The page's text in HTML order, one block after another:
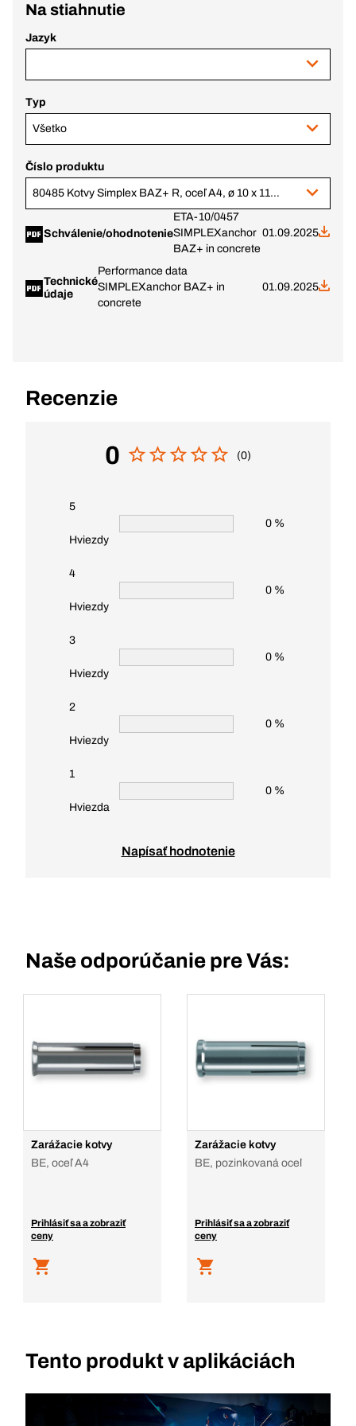
Na stiahnutie
Jazyk
Typ
Všetko
Číslo produktu
80485 Kotvy Simplex BAZ+ R, oceľ A4, ø 10 x 115-30 mm
Schválenie/ohodnotenie
ETA-10/0457
SIMPLEXanchor
BAZ+ in concrete
01.09.2025
Technické
údaje
Performance data
SIMPLEXanchor BAZ+ in
concrete
01.09.2025
Recenzie
0 (0)
5
Hviezdy
0 %
4
Hviezdy
0 %
3
Hviezdy
0 %
2
Hviezdy
0 %
1
Hviezda
0 %
Napísať hodnotenie
Naše odporúčanie pre Vás:
Zarážacie kotvy
BE, oceľ A4
Prihlásiť sa a zobraziť
ceny
Zarážacie kotvy
BE, pozinkovaná oceľ
Prihlásiť sa a zobraziť
ceny
Tento produkt v aplikáciách